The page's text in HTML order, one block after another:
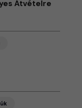
Átvételre